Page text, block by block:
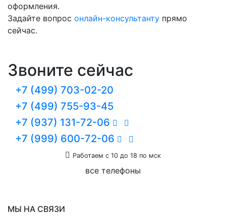
оформления.
Задайте вопрос онлайн-консультанту прямо
сейчас.
Звоните сейчас
+7 (499) 703-02-20
+7 (499) 755-93-45
+7 (937) 131-72-06
+7 (999) 600-72-06
Работаем с 10 до 18 по мск
все телефоны
МЫ НА СВЯЗИ